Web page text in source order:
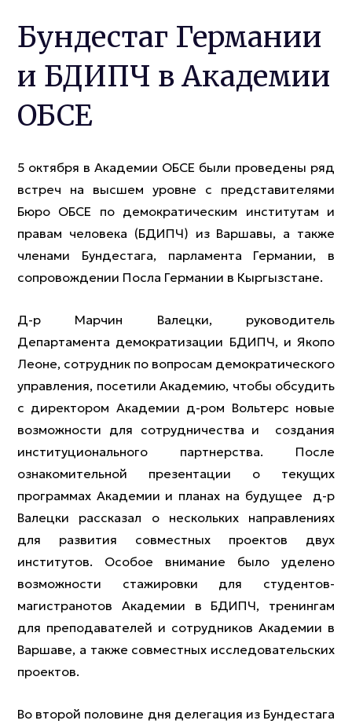
Бундестаг Германии
и БДИПЧ в Академии
ОБСЕ
5 октября в Академии ОБСЕ были проведены ряд
встреч на высшем уровне с представителями
Бюро ОБСЕ по демократическим институтам и
правам человека (БДИПЧ) из Варшавы, а также
членами Бундестага, парламента Германии, в
сопровождении Посла Германии в Кыргызстане.
Д-р Марчин Валецки, руководитель
Департамента демократизации БДИПЧ, и Якопо
Леоне, сотрудник по вопросам демократического
управления, посетили Академию, чтобы обсудить
с директором Академии д-ром Вольтерс новые
возможности для сотрудничества и создания
институционального партнерства. После
ознакомительной презентации о текущих
программах Академии и планах на будущее д-р
Валецки рассказал о нескольких направлениях
для развития совместных проектов двух
институтов. Особое внимание было уделено
возможности стажировки для студентов-
магистранотов Академии в БДИПЧ, тренингам
для преподавателей и сотрудников Академии в
Варшаве, а также совместных исследовательских
проектов.
Во второй половине дня делегация из Бундестага